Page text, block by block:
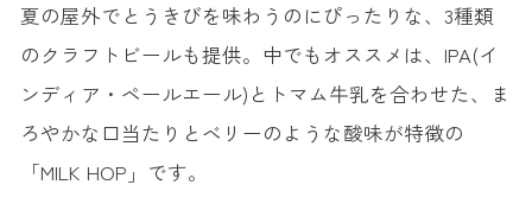
夏の屋外でとうきびを味わうのにぴったりな、3種類
のクラフトビールも提供。中でもオススメは、IPA(イ
ンディア・ペールエール)とトマム牛乳を合わせた、ま
ろやかな口当たりとベリーのような酸味が特徴の
「MILK HOP」です。